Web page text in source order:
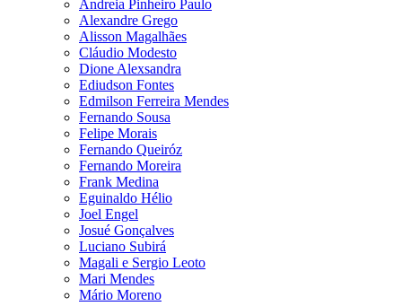
Andreia Pinheiro Paulo
Alexandre Grego
Alisson Magalhães
Cláudio Modesto
Dione Alexsandra
Ediudson Fontes
Edmilson Ferreira Mendes
Fernando Sousa
Felipe Morais
Fernando Queiróz
Fernando Moreira
Frank Medina
Eguinaldo Hélio
Joel Engel
Josué Gonçalves
Luciano Subirá
Magali e Sergio Leoto
Mari Mendes
Mário Moreno